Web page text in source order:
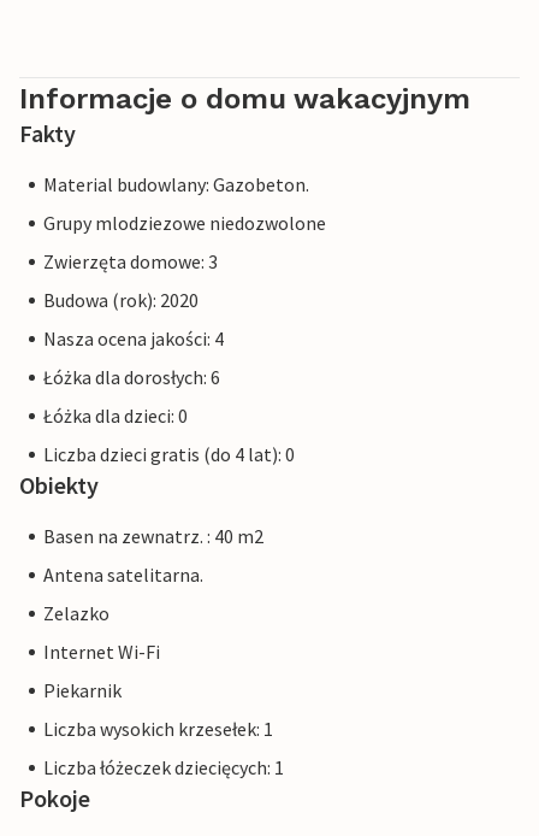
Informacje o domu wakacyjnym
Fakty
Material budowlany: Gazobeton.
Grupy mlodziezowe niedozwolone
Zwierzęta domowe: 3
Budowa (rok): 2020
Nasza ocena jakości: 4
Łóżka dla dorosłych: 6
Łóżka dla dzieci: 0
Liczba dzieci gratis (do 4 lat): 0
Obiekty
Basen na zewnatrz. : 40 m2
Antena satelitarna.
Zelazko
Internet Wi-Fi
Piekarnik
Liczba wysokich krzesełek: 1
Liczba łóżeczek dziecięcych: 1
Pokoje